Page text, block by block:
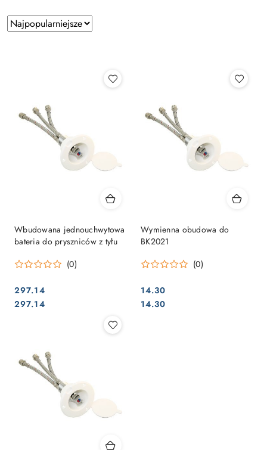
Zastosowano
sortowanie:
Sortuj
według
Wbudowana jednouchwytowa
bateria do pryszniców z tyłu
(0)
Cena:
297.14
Cena:
297.14
Wymienna obudowa do
BK2021
(0)
Cena:
14.30
Cena:
14.30